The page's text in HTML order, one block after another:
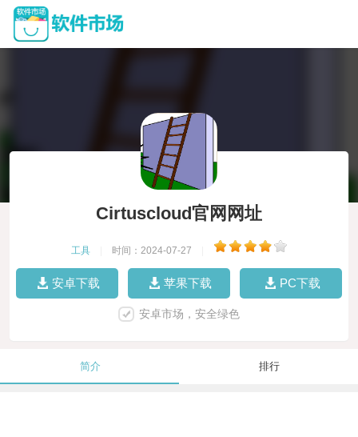
Cirtuscloud官网网址
工具 时间：2024-07-27
安卓下载 苹果下载 PC下载
安卓市场，安全绿色
简介 排行